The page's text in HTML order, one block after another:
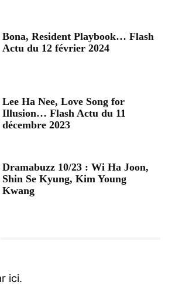
Bona, Resident Playbook… Flash
Actu du 12 février 2024
Lee Ha Nee, Love Song for
Illusion… Flash Actu du 11
décembre 2023
Dramabuzz 10/23 : Wi Ha Joon,
Shin Se Kyung, Kim Young
Kwang